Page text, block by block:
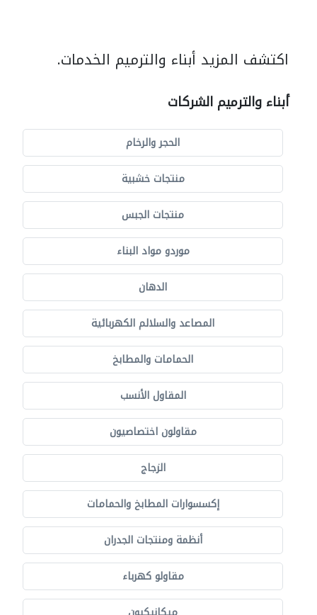
اكتشف المزيد أبناء والترميم الخدمات.
أبناء والترميم الشركات
الحجر والرخام
منتجات خشبية
منتجات الجبس
موردو مواد البناء
الدهان
المصاعد والسلالم الكهربائية
الحمامات والمطابخ
المقاول الأنسب
مقاولون اختصاصيون
الزجاج
إكسسوارات المطابخ والحمامات
أنظمة ومنتجات الجدران
مقاولو كهرباء